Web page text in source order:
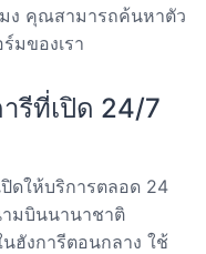
มง คุณสามารถค้นหาตัว
มของเรา
รีที่เปิด 24/7
ดให้บริการตลอด 24
ามบินนานาชาติ
นฮังการีตอนกลาง ใช้